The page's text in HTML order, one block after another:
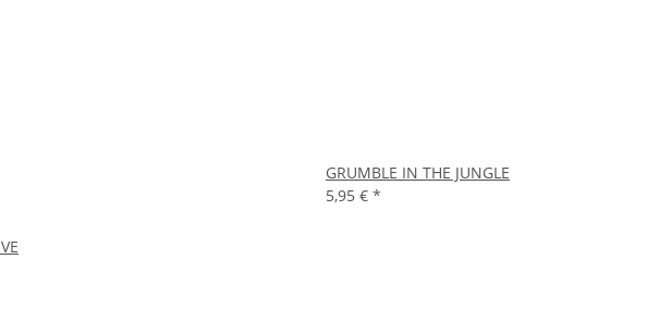
GRUMBLE IN THE JUNGLE
5,95 € *